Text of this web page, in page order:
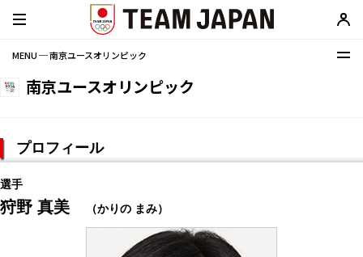
MENU ─ 南京ユースオリンピック
南京ユースオリンピック
プロフィール
選手
狩野 真美 （かりの まみ）